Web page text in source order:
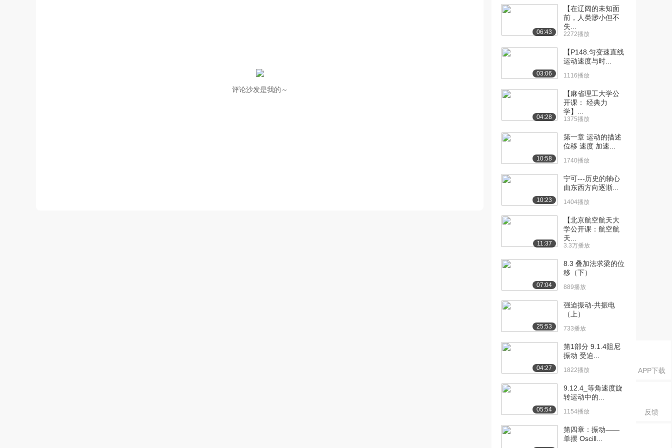
APP下载
反馈
评论沙发是我的～
[10] 【预科】1.6 矢量与标
1.1万播放
06:56
[11] 【预科】1.6 矢量与标
06:52
[12] 【预科】2.1.速度与速
09:46
[13] 【预科】2.2. 平均速
08:14
[14] 【预科】2.2. 平均速
08:19
[15] 【预科】2.3. 平均速
07:17
率与瞬时速...
（上）
（下）
化量与加速...
[20] 【预科】2.5. 速度变
化量与加速...
06:43
【在辽阔的未知面
前，人类渺小但不
失...
2272播放
03:06
【P148.匀变速直线
运动速度与时...
1116播放
04:28
【麻省理工大学公
开课： 经典力
学】...
1375播放
10:58
第一章 运动的描述
位移 速度 加速...
1740播放
10:23
宁可---历史的轴心
由东西方向逐渐...
1404播放
11:37
【北京航空航天大
学公开课：航空航
天...
3.3万播放
07:04
8.3 叠加法求梁的位
移（下）
889播放
25:53
强迫振动-共振电
（上）
733播放
04:27
第1部分 9.1.4阻尼
振动 受迫...
1822播放
05:54
9.12.4_等角速度旋
转运动中的...
1154播放
第四章：振动——
单摆 Oscill...